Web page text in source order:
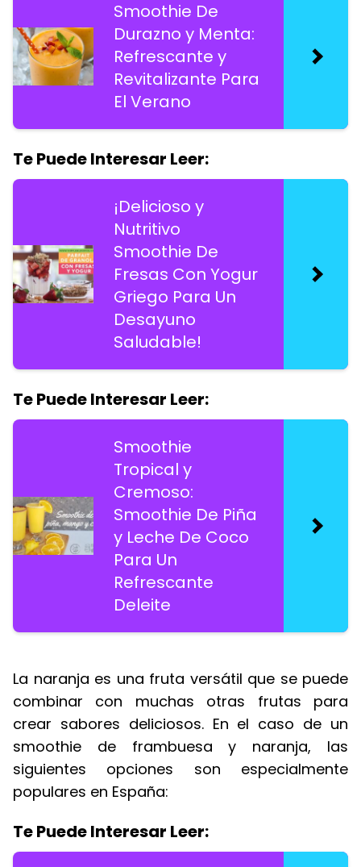
Smoothie De
Durazno y Menta:
Refrescante y
Revitalizante Para
El Verano
Te Puede Interesar Leer:
¡Delicioso y
Nutritivo
Smoothie De
Fresas Con Yogur
Griego Para Un
Desayuno
Saludable!
Te Puede Interesar Leer:
Smoothie
Tropical y
Cremoso:
Smoothie De Piña
y Leche De Coco
Para Un
Refrescante
Deleite
La naranja es una fruta versátil que se puede
combinar con muchas otras frutas para
crear sabores deliciosos. En el caso de un
smoothie de frambuesa y naranja, las
siguientes opciones son especialmente
populares en España:
Te Puede Interesar Leer: